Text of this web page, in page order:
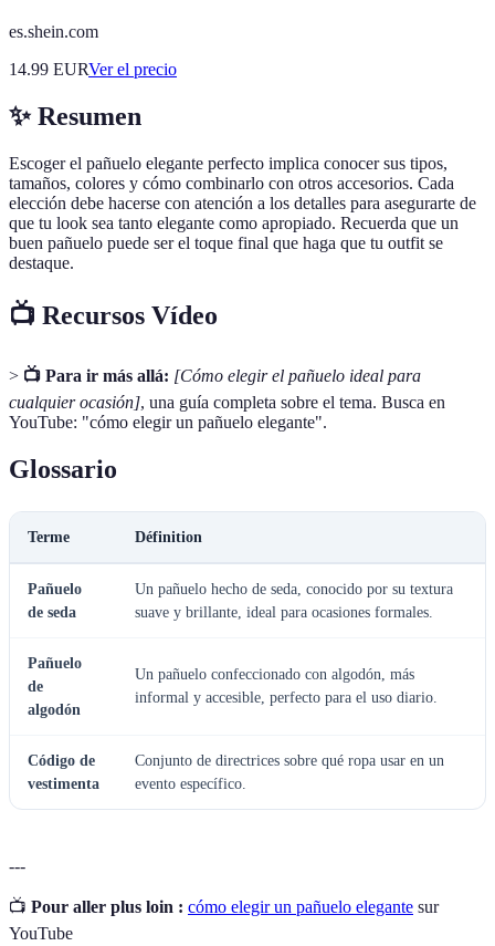
es.shein.com
14.99 EURVer el precio
✨ Resumen
Escoger el pañuelo elegante perfecto implica conocer sus tipos,
tamaños, colores y cómo combinarlo con otros accesorios. Cada
elección debe hacerse con atención a los detalles para asegurarte de
que tu look sea tanto elegante como apropiado. Recuerda que un
buen pañuelo puede ser el toque final que haga que tu outfit se
destaque.
📺 Recursos Vídeo
> 📺 Para ir más allá: [Cómo elegir el pañuelo ideal para
cualquier ocasión], una guía completa sobre el tema. Busca en
YouTube: "cómo elegir un pañuelo elegante".
Glossario
Terme Définition
Pañuelo
de seda
Un pañuelo hecho de seda, conocido por su textura
suave y brillante, ideal para ocasiones formales.
Pañuelo
de
algodón
Un pañuelo confeccionado con algodón, más
informal y accesible, perfecto para el uso diario.
Código de
vestimenta
Conjunto de directrices sobre qué ropa usar en un
evento específico.
---
📺 Pour aller plus loin : cómo elegir un pañuelo elegante sur
YouTube